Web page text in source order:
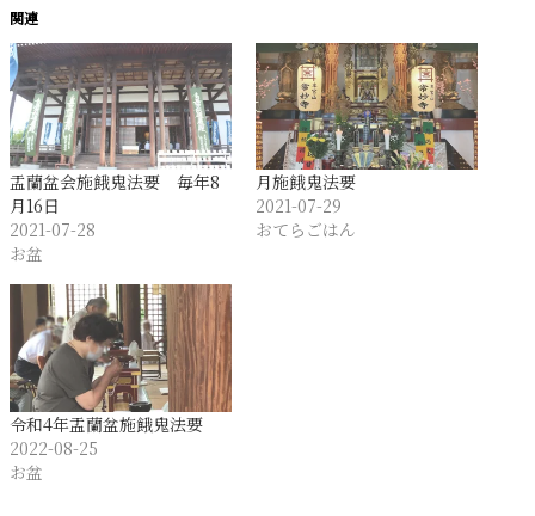
関連
盂蘭盆会施餓鬼法要 毎年8
月16日
2021-07-28
お盆
月施餓鬼法要
2021-07-29
おてらごはん
令和4年盂蘭盆施餓鬼法要
2022-08-25
お盆